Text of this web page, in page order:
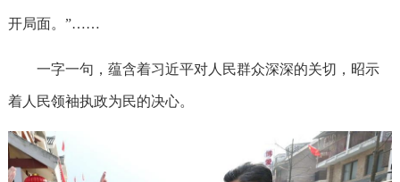
开局面。”……
一字一句，蕴含着习近平对人民群众深深的关切，昭示
着人民领袖执政为民的决心。